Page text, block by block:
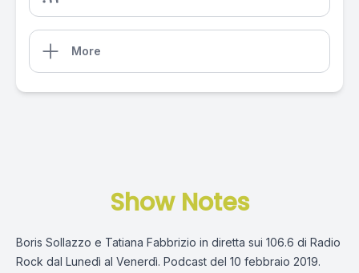
More
Show Notes
Boris Sollazzo e Tatiana Fabbrizio in diretta sui 106.6 di Radio
Rock dal Lunedì al Venerdì. Podcast del 10 febbraio 2019.